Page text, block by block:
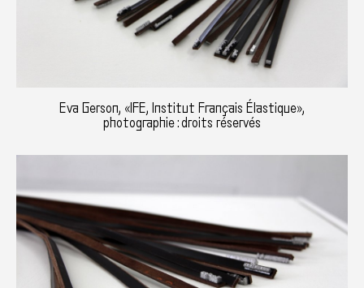
Eva Gerson, «IFE, Institut Français Élastique»,
photographie : droits réservés